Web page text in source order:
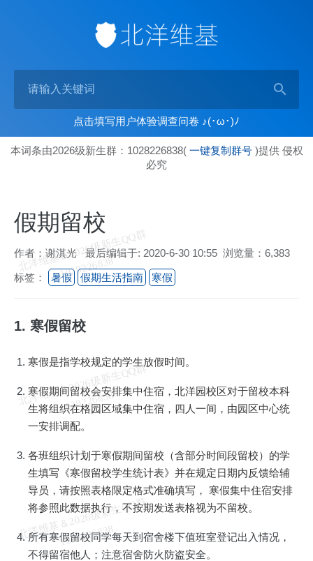
点击填写用户体验调查问卷 ♪(･ω･)ﾉ
本词条由2026级新生群：1028226838( 一键复制群号)提供 侵权
必究
假期留校
作者：谢淇光 最后编辑于: 2020-6-30 10:55 浏览量：6,383
标签： 暑假 假期生活指南 寒假
1. 寒假留校
寒假是指学校规定的学生放假时间。
寒假期间留校会安排集中住宿，北洋园校区对于留校本科
生将组织在格园区域集中住宿，四人一间，由园区中心统
一安排调配。
各班组织计划于寒假期间留校（含部分时间段留校）的学
生填写《寒假留校学生统计表》并在规定日期内反馈给辅
导员，请按照表格限定格式准确填写， 寒假集中住宿安排
将参照此数据执行，不按期发送表格视为不留校。
所有寒假留校同学每天到宿舍楼下值班室登记出入情况，
不得留宿他人；注意宿舍防火防盗安全。
北
洋
维
基
＆
2
0
2
6
级
新
生
Q
Q
群
1
0
2
8
2
2
6
8
3
8
北
洋
维
基
＆
2
0
2
6
级
新
生
Q
Q
群
1
0
2
8
2
2
6
8
3
8
北
洋
维
基
＆
2
0
2
6
级
新
生
Q
Q
群
1
0
2
8
2
2
6
8
3
8